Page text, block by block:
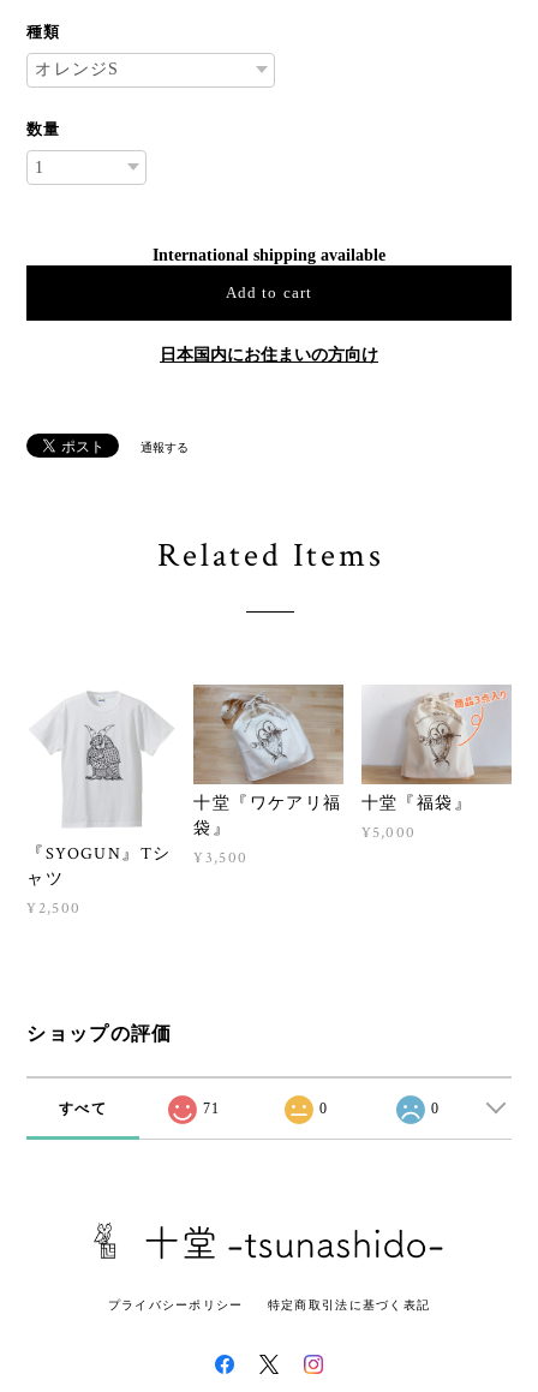
種類
数量
International shipping available
Add to cart
日本国内にお住まいの方向け
通報する
Related Items
『SYOGUN』Tシ
ャツ
¥2,500
十堂『ワケアリ福
袋』
¥3,500
十堂『福袋』
¥5,000
ショップの評価
すべて 71 0 0
プライバシーポリシー 特定商取引法に基づく表記